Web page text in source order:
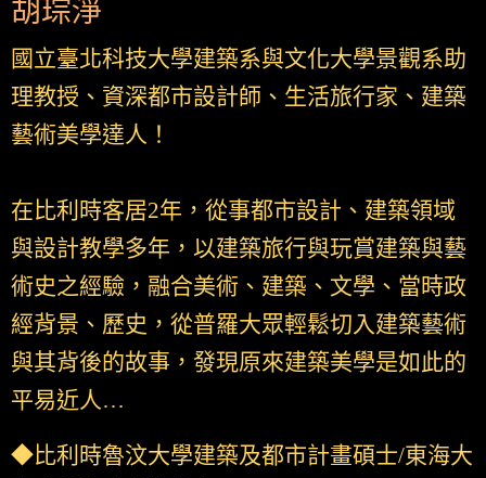
胡琮淨
國立臺北科技大學建築系與文化大學景觀系助
理教授、資深都市設計師、生活旅行家、建築
藝術美學達人！
在比利時客居2年，從事都市設計、建築領域
與設計教學多年，以建築旅行與玩賞建築與藝
術史之經驗，融合美術、建築、文學、當時政
經背景、歷史，從普羅大眾輕鬆切入建築藝術
與其背後的故事，發現原來建築美學是如此的
平易近人…
◆比利時魯汶大學建築及都市計畫碩士/東海大